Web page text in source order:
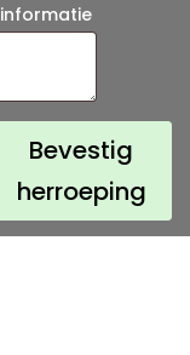
l
)
*
informatie
Bevestig
herroeping